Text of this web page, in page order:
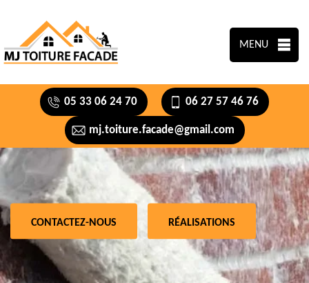
MENU
05 33 06 24 70 06 27 57 46 76
mj.toiture.facade@gmail.com
CONTACTEZ-NOUS RÉALISATIONS